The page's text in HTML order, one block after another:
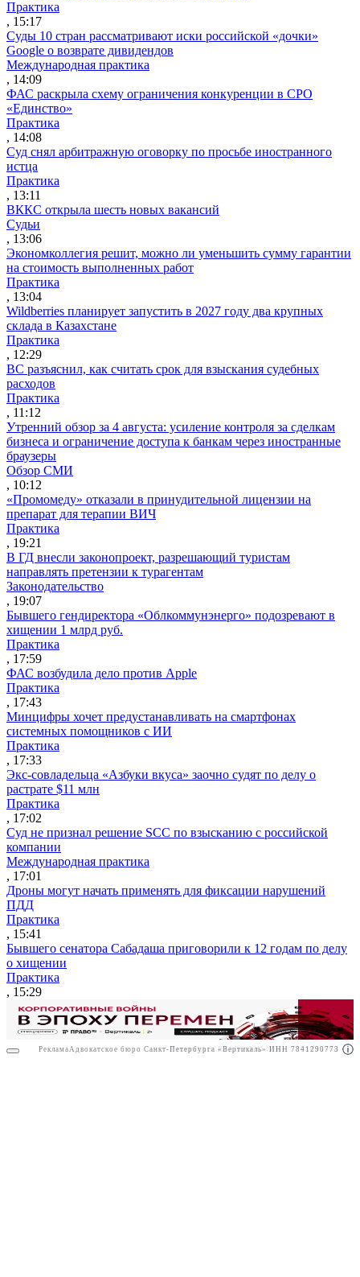
РекламаАО"ПРАВО.РУ" ИНН: 7708095468
Практика
, 15:17
Суды 10 стран рассматривают иски российской «дочки»
Google о возврате дивидендов
Международная практика
, 14:09
ФАС раскрыла схему ограничения конкуренции в СРО
«Единство»
Практика
, 14:08
Суд снял арбитражную оговорку по просьбе иностранного
истца
Практика
, 13:11
ВККС открыла шесть новых вакансий
Судьи
, 13:06
Экономколлегия решит, можно ли уменьшить сумму гарантии
на стоимость выполненных работ
Практика
, 13:04
Wildberries планирует запустить в 2027 году два крупных
склада в Казахстане
Практика
, 12:29
ВС разъяснил, как считать срок для взыскания судебных
расходов
Практика
, 11:12
Утренний обзор за 4 августа: усиление контроля за сделкам
бизнеса и ограничение доступа к банкам через иностранные
браузеры
Обзор СМИ
, 10:12
«Промомеду» отказали в принудительной лицензии на
препарат для терапии ВИЧ
Практика
, 19:21
В ГД внесли законопроект, разрешающий туристам
направлять претензии к турагентам
Законодательство
, 19:07
Бывшего гендиректора «Облкоммунэнерго» подозревают в
хищении 1 млрд руб.
Практика
, 17:59
ФАС возбудила дело против Apple
Практика
, 17:43
Минцифры хочет предустанавливать на смартфонах
системных помощников с ИИ
Практика
, 17:33
Экс-совладельца «Азбуки вкуса» заочно судят по делу о
растрате $11 млн
Практика
, 17:02
Суд не признал решение SCC по взысканию с российской
компании
Международная практика
, 17:01
Дроны могут начать применять для фиксации нарушений
ПДД
Практика
, 15:41
Бывшего сенатора Сабадаша приговорили к 12 годам по делу
о хищении
Практика
, 15:29
Реклама Адвокатское бюро Санкт-Петербурга «Вертикаль» ИНН 7841290773